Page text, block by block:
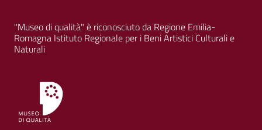
"Museo di qualità" è riconosciuto da Regione Emilia-
Romagna Istituto Regionale per i Beni Artistici Culturali e
Naturali